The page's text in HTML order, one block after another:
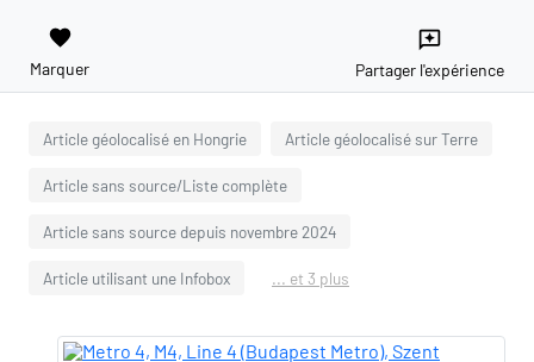
favorite
Marquer
reviews
Partager l'expérience
Article géolocalisé en Hongrie Article géolocalisé sur Terre
Article sans source/Liste complète
Article sans source depuis novembre 2024
Article utilisant une Infobox ... et 3 plus